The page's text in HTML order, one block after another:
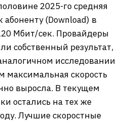
2025-го средняя
абоненту (Download) в
Мбит/сек. Провайдеры
собственный результат,
исследовании
максимальная скорость
выросла. В текущем
остались на тех же
Лучшие скоростные